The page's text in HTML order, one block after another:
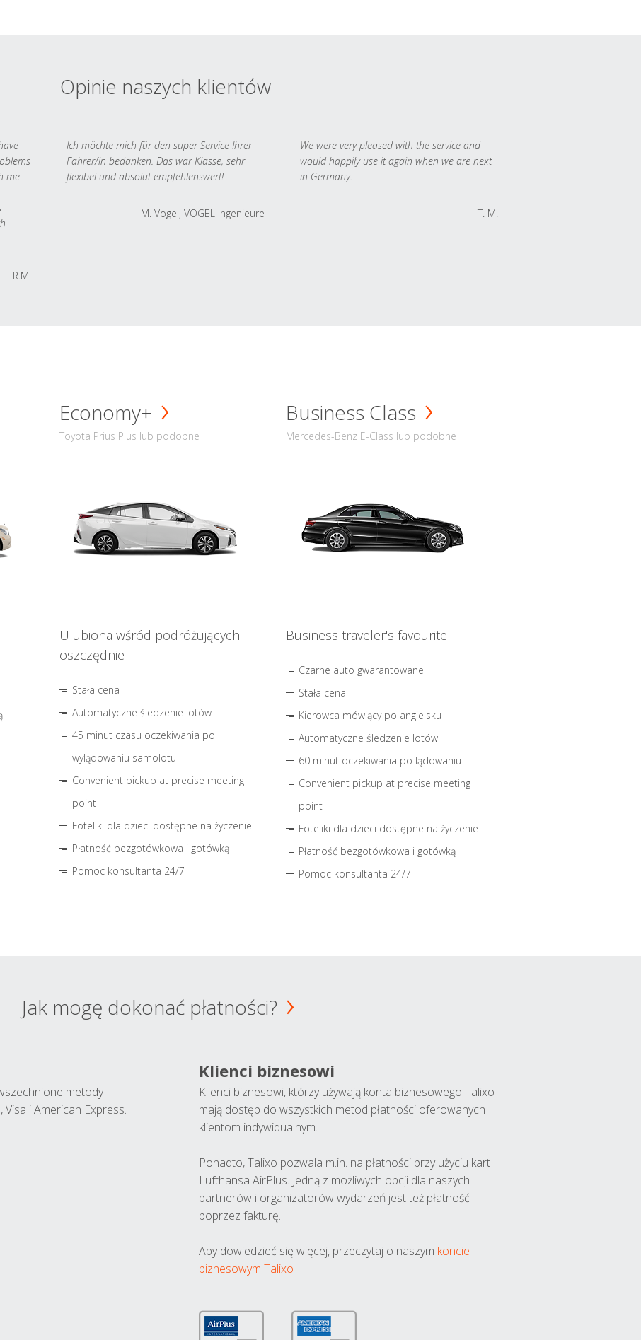
Opinie naszych klientów
me
R.M.
Ich möchte mich für den super Service Ihrer
Fahrer/in bedanken. Das war Klasse, sehr
flexibel und absolut empfehlenswert!
M. Vogel, VOGEL Ingenieure
We were very pleased with the service and
would happily use it again when we are next
in Germany.
T. M.
Economy+
Toyota Prius Plus lub podobne
Ulubiona wśród podróżujących
oszczędnie
Stała cena
Automatyczne śledzenie lotów
45 minut czasu oczekiwania po
wylądowaniu samolotu
Convenient pickup at precise meeting
point
Foteliki dla dzieci dostępne na życzenie
Płatność bezgotówkowa i gotówką
Pomoc konsultanta 24/7
Business Class
Mercedes-Benz E-Class lub podobne
Business traveler's favourite
Czarne auto gwarantowane
Stała cena
Kierowca mówiący po angielsku
Automatyczne śledzenie lotów
60 minut oczekiwania po lądowaniu
Convenient pickup at precise meeting
point
Foteliki dla dzieci dostępne na życzenie
Płatność bezgotówkowa i gotówką
Pomoc konsultanta 24/7
Jak mogę dokonać płatności?
metody
i American Express.
Klienci biznesowi
Klienci biznesowi, którzy używają konta biznesowego Talixo
mają dostęp do wszystkich metod płatności oferowanych
klientom indywidualnym.
Ponadto, Talixo pozwala m.in. na płatności przy użyciu kart
Lufthansa AirPlus. Jedną z możliwych opcji dla naszych
partnerów i organizatorów wydarzeń jest też płatność
poprzez fakturę.
Aby dowiedzieć się więcej, przeczytaj o naszym koncie
biznesowym Talixo